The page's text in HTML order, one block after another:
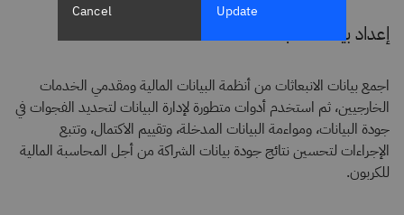
إعداد بيانات الانبعاثات
اجمع بيانات الانبعاثات من أنظمة البيانات المالية ومقدمي الخدمات
الخارجيين، ثم استخدم أدوات متطورة لإدارة البيانات لتحديد الفجوات في
جودة البيانات، ومواءمة البيانات المدخلة، وتقييم الاكتمال، وتتبع
الإجراءات لتحسين نتائج جودة بيانات الشراكة من أجل المحاسبة المالية
للكربون.
Cancel Update